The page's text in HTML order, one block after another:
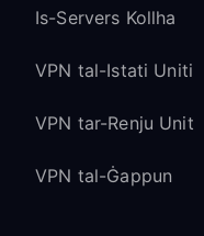
Is-Servers Kollha
VPN tal-Istati Uniti
VPN tar-Renju Unit
VPN tal-Ġappun